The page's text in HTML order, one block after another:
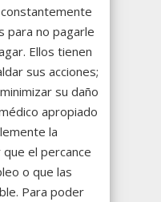
para no pagarle
Ellos tienen
sus acciones;
su daño
apropiado
la
el percance
o que las
Para poder